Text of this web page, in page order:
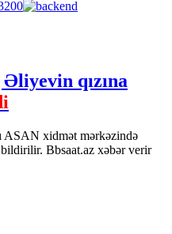
qızına
ASAN xidmət mərkəzində
Bbsaat.az xəbər verir